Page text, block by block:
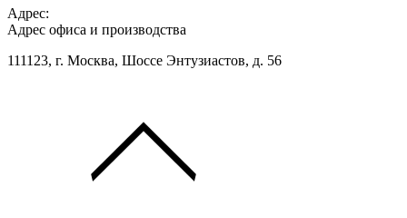
Адрес:
Адрес офиса и производства
111123, г. Москва, Шоссе Энтузиастов, д. 56